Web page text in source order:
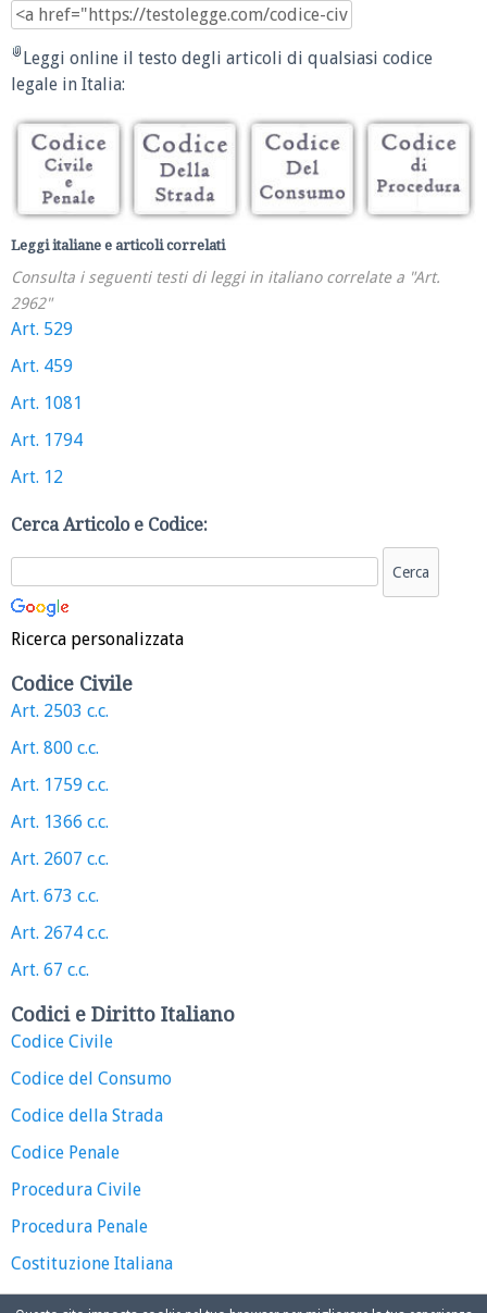
Leggi online il testo degli articoli di qualsiasi codice
legale in Italia:
Leggi italiane e articoli correlati
Consulta i seguenti testi di leggi in italiano correlate a "Art.
2962"
Art. 529
Art. 459
Art. 1081
Art. 1794
Art. 12
Cerca Articolo e Codice:
Ricerca personalizzata
Codice Civile
Art. 2503 c.c.
Art. 800 c.c.
Art. 1759 c.c.
Art. 1366 c.c.
Art. 2607 c.c.
Art. 673 c.c.
Art. 2674 c.c.
Art. 67 c.c.
Codici e Diritto Italiano
Codice Civile
Codice del Consumo
Codice della Strada
Codice Penale
Procedura Civile
Procedura Penale
Costituzione Italiana